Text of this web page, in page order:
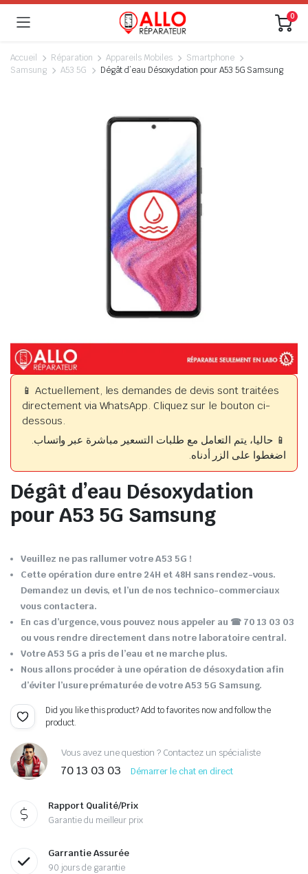
0
Accueil Réparation Appareils Mobiles
Smartphone
Samsung
A53 5G Dégât d’eau Désoxydation pour A53 5G Samsung
📱 Actuellement, les demandes de devis sont traitées
directement via WhatsApp. Cliquez sur le bouton ci-
dessous.
📱 حاليا، يتم التعامل مع طلبات التسعير مباشرة عبر واتساب.
اضغطوا على الزر أدناه.
Dégât d’eau Désoxydation
pour A53 5G Samsung
Veuillez ne pas rallumer votre A53 5G !
Cette opération dure entre 24H et 48H sans rendez-vous.
Demandez un devis, et l’un de nos technico-commerciaux
vous contactera.
En cas d’urgence, vous pouvez nous appeler au ☎ 70 13 03 03
ou vous rendre directement dans notre laboratoire central.
Votre A53 5G a pris de l’eau et ne marche plus.
Nous allons procéder à une opération de désoxydation afin
d’éviter l’usure prématurée de votre A53 5G Samsung.
Did you like this product? Add to favorites now and follow the
product.
Vous avez une question ? Contactez un spécialiste
70 13 03 03 Démarrer le chat en direct
Rapport Qualité/Prix
Garantie du meilleur prix
Garrantie Assurée
90 jours de garantie